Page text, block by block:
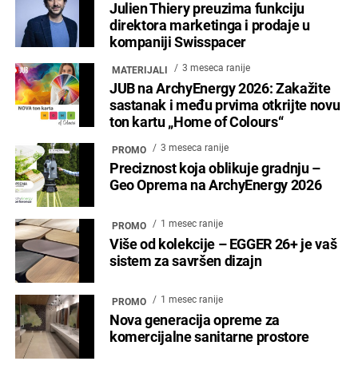
Julien Thiery preuzima funkciju
direktora marketinga i prodaje u
kompaniji Swisspacer
MATERIJALI 3 meseca ranije
JUB na ArchyEnergy 2026: Zakažite
sastanak i među prvima otkrijte novu
ton kartu „Home of Colours“
PROMO 3 meseca ranije
Preciznost koja oblikuje gradnju –
Geo Oprema na ArchyEnergy 2026
PROMO 1 mesec ranije
Više od kolekcije – EGGER 26+ je vaš
sistem za savršen dizajn
PROMO 1 mesec ranije
Nova generacija opreme za
komercijalne sanitarne prostore